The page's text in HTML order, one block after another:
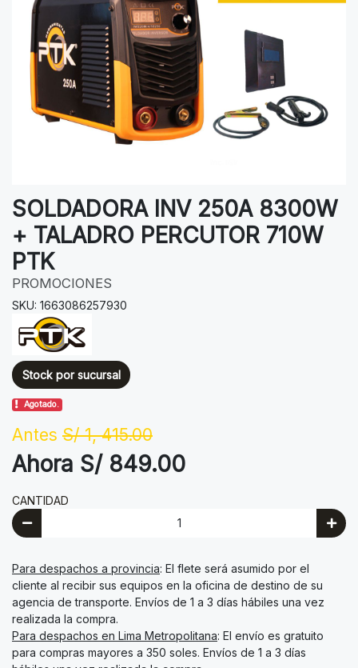
SOLDADORA INV 250A 8300W
+ TALADRO PERCUTOR 710W
PTK
PROMOCIONES
SKU: 1663086257930
Stock por sucursal
Agotado.
Antes S/ 1, 415.00
Ahora S/ 849.00
CANTIDAD
Para despachos a provincia: El flete será asumido por el
cliente al recibir sus equipos en la oficina de destino de su
agencia de transporte. Envíos de 1 a 3 días hábiles una vez
realizada la compra.
Para despachos en Lima Metropolitana: El envío es gratuito
para compras mayores a 350 soles. Envíos de 1 a 3 días